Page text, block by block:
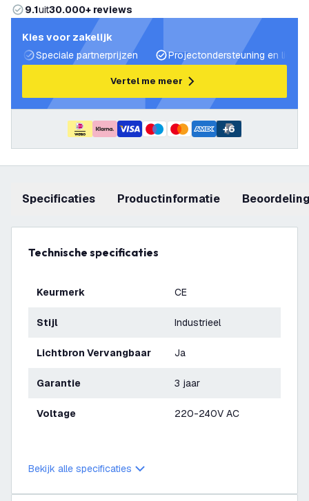
9.1uit30.000+ reviews
Kies voor zakelijk
Speciale partnerprijzen
Projectondersteuning en
Vertel me meer
+6
Specificaties productinformatie
Technische specificaties
Keurmerk CE
Stijl Industrieel
Lichtbron Vervangbaar Ja
Garantie 3 jaar
Voltage 220-240V AC
Bekijk alle specificaties